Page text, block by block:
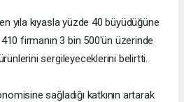
yıla kıyasla yüzde 40 büyüdüğüne
firmanın 3 bin 500'ün üzerinde
sergileyeceklerini belirtti.
sağladığı katkının artarak